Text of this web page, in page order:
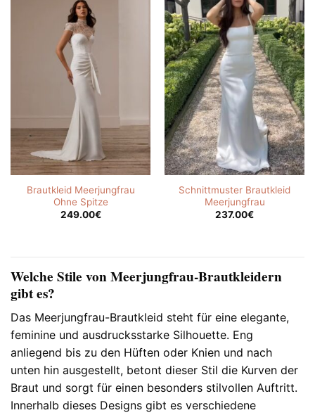
Brautkleid Meerjungfrau
Ohne Spitze
249.00€
Schnittmuster Brautkleid
Meerjungfrau
237.00€
Welche Stile von Meerjungfrau-Brautkleidern
gibt es?
Das Meerjungfrau-Brautkleid steht für eine elegante,
feminine und ausdrucksstarke Silhouette. Eng
anliegend bis zu den Hüften oder Knien und nach
unten hin ausgestellt, betont dieser Stil die Kurven der
Braut und sorgt für einen besonders stilvollen Auftritt.
Innerhalb dieses Designs gibt es verschiedene